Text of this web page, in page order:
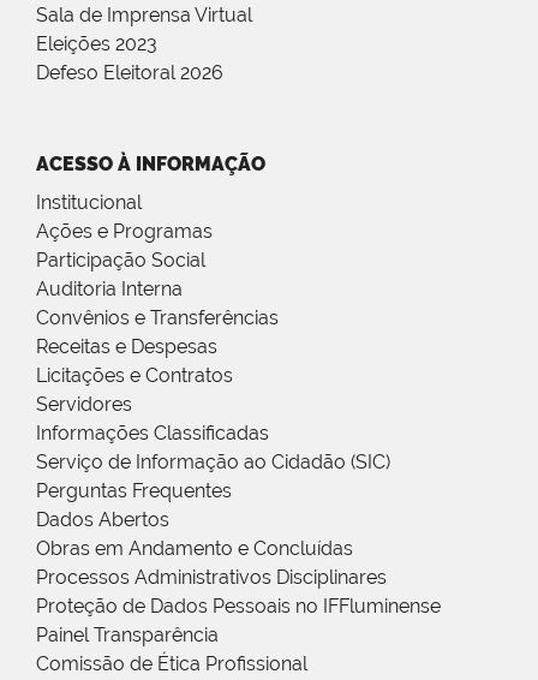
Sala de Imprensa Virtual
Eleições 2023
Defeso Eleitoral 2026
ACESSO À INFORMAÇÃO
Institucional
Ações e Programas
Participação Social
Auditoria Interna
Convênios e Transferências
Receitas e Despesas
Licitações e Contratos
Servidores
Informações Classificadas
Serviço de Informação ao Cidadão (SIC)
Perguntas Frequentes
Dados Abertos
Obras em Andamento e Concluídas
Processos Administrativos Disciplinares
Proteção de Dados Pessoais no IFFluminense
Painel Transparência
Comissão de Ética Profissional